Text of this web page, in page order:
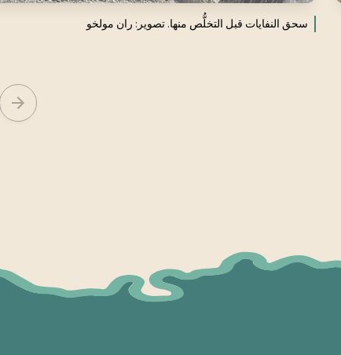
سحق النفايات قبل التخلُّص منها. تصوير: ران مولخو